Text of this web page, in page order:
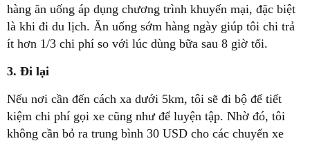
hàng ăn uống áp dụng chương trình khuyến mại, đặc biệt
là khi đi du lịch. Ăn uống sớm hàng ngày giúp tôi chi trả
ít hơn 1/3 chi phí so với lúc dùng bữa sau 8 giờ tối.
3. Đi lại
Nếu nơi cần đến cách xa dưới 5km, tôi sẽ đi bộ để tiết
kiệm chi phí gọi xe cũng như để luyện tập. Nhờ đó, tôi
không cần bỏ ra trung bình 30 USD cho các chuyến xe